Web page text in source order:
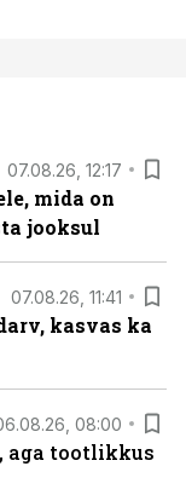
07.08.26, 12:17
mida on
jooksul
07.08.26, 11:41
kasvas ka
08:00
aga tootlikkus